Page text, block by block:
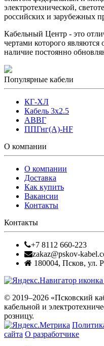
электротехнической,
российских и зарубежных
Кабельный Центр - это
чертами которого
наличие постоянно
Популярные кабели
КГ-ХЛ
Кабель 3x2.5
АВВГ
ППГнг(А)-HF
О компании
О компании
Доставка
Как купить
Вакансии
Контакты
Контакты
+7 8112 660-223
zakaz@pskov-
180004, Псков, ул.
© 2019–2026 «Псковский
кабельной и
розницу.
сайта О разработчике